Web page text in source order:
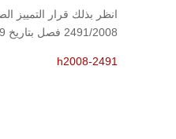
انظر بذلك قرار التمييز
2491/2008 فصل بتاريخ 10/3/2009.
h2008-2491